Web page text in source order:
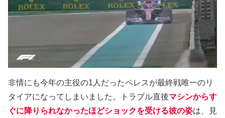
非情にも今年の主役の1人だったペレスが最終戦唯一のリ
タイアになってしまいました。トラブル直後マシンからす
ぐに降りられなかったほどショックを受ける彼の姿は、見